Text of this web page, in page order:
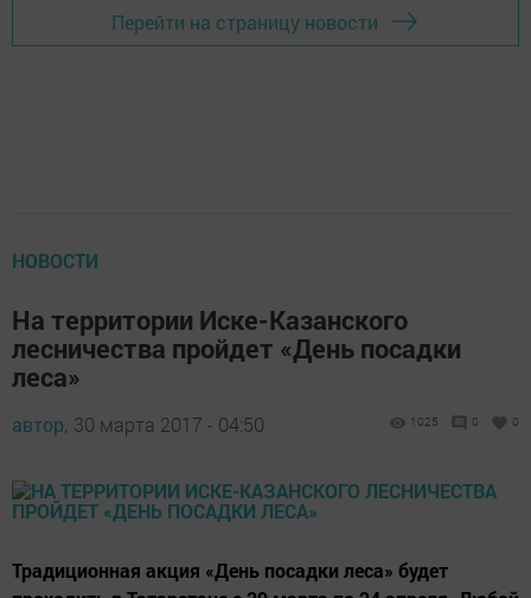
Перейти на страницу новости
НОВОСТИ
На территории Иске-Казанского
лесничества пройдет «День посадки
леса»
автор, 30 марта 2017 - 04:50 1025 0 0
Традиционная акция «День посадки леса» будет